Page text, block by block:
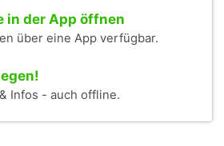
in der App öffnen
über eine App verfügbar.
Infos - auch offline.